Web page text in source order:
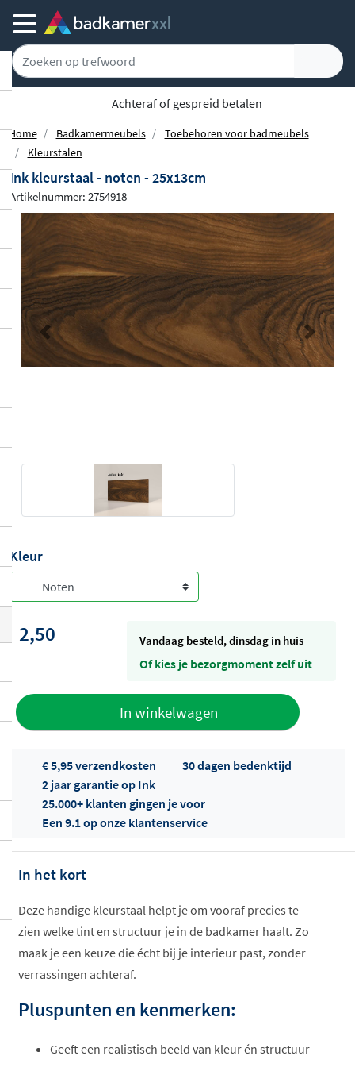
Gratis bezorgd vanaf 100,-
Home Badkamermeubels
Toebehoren voor badmeubels
Kleurstalen
Ink kleurstaal - noten - 25x13cm
Artikelnummer: 2754918
Previous Next
Kleur
2,50 vandaag besteld, dinsdag in huis
Of kies je bezorgmoment zelf uit
In winkelwagen
Offertes
€ 5,95 verzendkosten
30 dagen bedenktijd
2 jaar garantie op Ink
25.000+ klanten gingen je voor
Een 9.1 op onze klantenservice
In het kort
Deze handige kleurstaal helpt je om vooraf precies te
zien welke tint en structuur je in de badkamer haalt. Zo
maak je een keuze die écht bij je interieur past, zonder
verrassingen achteraf.
Pluspunten en kenmerken:
Geeft een realistisch beeld van kleur én structuur